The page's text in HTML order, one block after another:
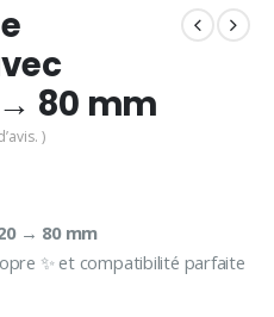
80 mm
)
→ 80 mm
✨ et compatibilité parfaite